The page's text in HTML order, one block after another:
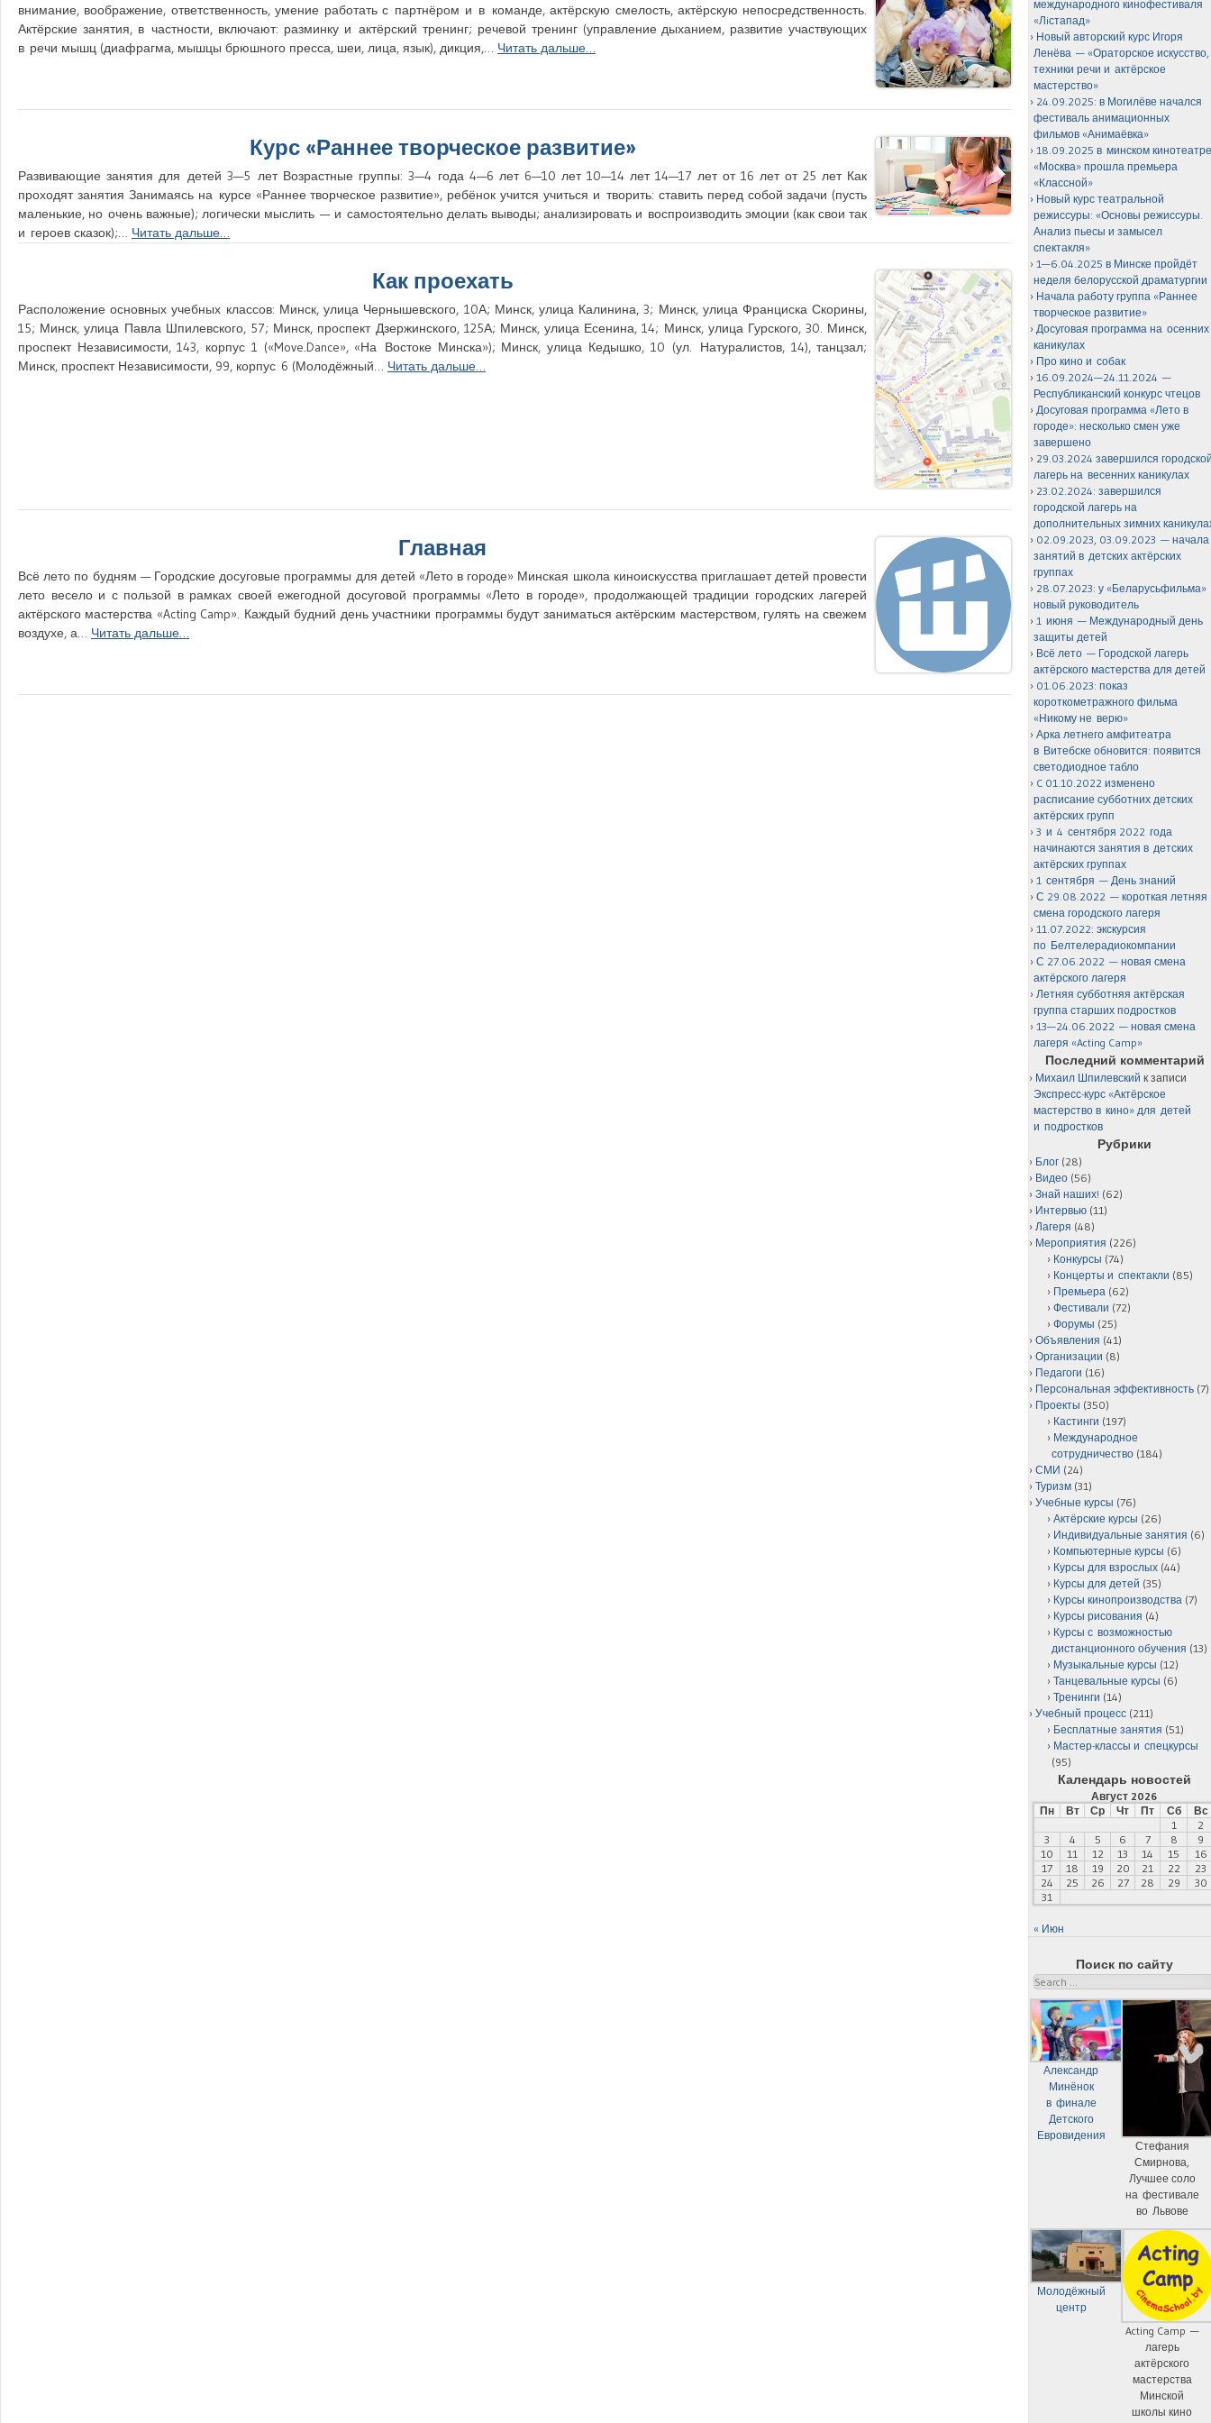
внимание, воображение, ответственность, умение работать с партнёром и в команде, актёрскую смелость, актёрскую непосредственность.
Актёрские занятия, в частности, включают: разминку и актёрский тренинг; речевой тренинг (управление дыханием, развитие участвующих
в речи мышц (диафрагма, мышцы брюшного пресса, шеи, лица, язык), дикция,… Читать дальше…
Курс «Раннее творческое развитие»
Развивающие занятия для детей 3—5 лет Возрастные группы: 3—4 года 4—6 лет 6—10 лет 10—14 лет 14—17 лет от 16 лет от 25 лет Как
проходят занятия Занимаясь на курсе «Раннее творческое развитие», ребёнок учится учиться и творить: ставить перед собой задачи (пусть
маленькие, но очень важные); логически мыслить — и самостоятельно делать выводы; анализировать и воспроизводить эмоции (как свои так
и героев сказок);… Читать дальше…
Как проехать
Расположение основных учебных классов: Минск, улица Чернышевского, 10А; Минск, улица Калинина, 3; Минск, улица Франциска Скорины,
15; Минск, улица Павла Шпилевского, 57; Минск, проспект Дзержинского, 125А; Минск, улица Есенина, 14; Минск, улица Гурского, 30. Минск,
проспект Независимости, 143, корпус 1 («Move.Dance», «На Востоке Минска»); Минск, улица Кедышко, 10 (ул. Натуралистов, 14), танцзал;
Минск, проспект Независимости, 99, корпус 6 (Молодёжный… Читать дальше…
Главная
Всё лето по будням — Городские досуговые программы для детей «Лето в городе» Минская школа киноискусства приглашает детей провести
лето весело и с пользой в рамках своей ежегодной досуговой программы «Лето в городе», продолжающей традиции городских лагерей
актёрского мастерства «Acting Camp». Каждый будний день участники программы будут заниматься актёрским мастерством, гулять на свежем
воздухе, а… Читать дальше…
международного кинофестиваля
«Лiстапад»
Новый авторский курс Игоря
Ленёва — «Ораторское искусство,
техники речи и актёрское
мастерство»
24.09.2025: в Могилёве начался
фестиваль анимационных
фильмов «Анимаёвка»
18.09.2025 в минском
«Москва» прошла премьера
«Классной»
Новый курс театральной
режиссуры: «Основы режиссуры.
Анализ пьесы и замысел
спектакля»
1—6.04.2025 в Минске пройдёт
неделя белорусской драматургии
Начала работу группа «Раннее
творческое развитие»
Досуговая программа на осенних
каникулах
Про кино и собак
16.09.2024—24.11.2024 —
Республиканский конкурс чтецов
Досуговая программа «Лето в
городе»: несколько смен уже
завершено
29.03.2024 завершился
лагерь на весенних каникулах
23.02.2024: завершился
городской лагерь на
дополнительных зимних
02.09.2023, 03.09.2023 — начала
занятий в детских актёрских
группах
28.07.2023: у «Беларусьфильма»
новый руководитель
1 июня — Международный день
защиты детей
Всё лето — Городской лагерь
актёрского мастерства для детей
01.06.2023: показ
короткометражного фильма
«Никому не верю»
Арка летнего амфитеатра
в Витебске обновится: появится
светодиодное табло
C 01.10.2022 изменено
расписание субботних детских
актёрских групп
3 и 4 сентября 2022 года
начинаются занятия в детских
актёрских группах
1 сентября — День знаний
С 29.08.2022 — короткая летняя
смена городского лагеря
11.07.2022: экскурсия
по Белтелерадиокомпании
С 27.06.2022 — новая смена
актёрского лагеря
Летняя субботняя актёрская
группа старших подростков
13—24.06.2022 — новая смена
лагеря «Acting Camp»
Последний комментарий
Михаил Шпилевский к записи
Экспресс-курс «Актёрское
мастерство в кино» для детей
и подростков
Рубрики
Блог (28)
Видео (56)
Знай наших! (62)
Интервью (11)
Лагеря (48)
Мероприятия (226)
Конкурсы (74)
Концерты и спектакли (85)
Премьера (62)
Фестивали (72)
Форумы (25)
Объявления (41)
Организации (8)
Педагоги (16)
Персональная эффективность (7)
Проекты (350)
Кастинги (197)
Международное
сотрудничество (184)
СМИ (24)
Туризм (31)
Учебные курсы (76)
Актёрские курсы (26)
Индивидуальные занятия (6)
Компьютерные курсы (6)
Курсы для взрослых (44)
Курсы для детей (35)
Курсы кинопроизводства (7)
Курсы рисования (4)
Курсы с возможностью
дистанционного обучения (13)
Музыкальные курсы (12)
Танцевальные курсы (6)
Тренинги (14)
Учебный процесс (211)
Бесплатные занятия (51)
Мастер-классы и спецкурсы
(95)
Календарь новостей
Август 2026
Пн
Вт Ср Чт Пт Сб
Вс
1
2
3
4 5 6 7 8
9
10
11 12 13 14 15
16
17
18 19 20 21 22
23
24
25 26 27 28 29
30
31
« Июн
Поиск по сайту
Search
Александр
Минёнок
в финале
Детского
Евровидения
Стефания
Смирнова,
Лучшее соло
на фестивале
во Львове
Молодёжный
центр
Acting Camp —
лагерь
актёрского
мастерства
Минской
школы кино